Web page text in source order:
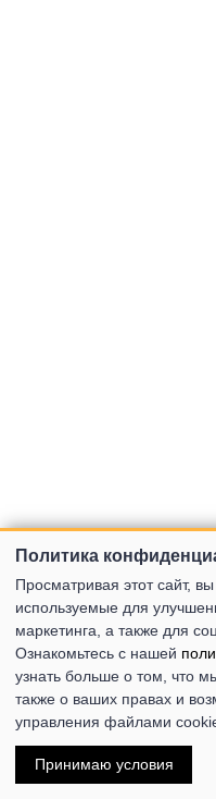
Политика
Просматривая этот сайт,
используемые для
маркетинга, а также для
Ознакомьтесь с нашей
узнать больше о том, что
также о ваших правах и
управления файлами
Принимаю условия